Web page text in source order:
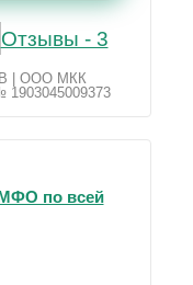
Отзывы - 3
| ООО МКК
по всей